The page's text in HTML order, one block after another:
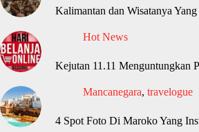
Kalimantan dan Wisatanya
Hot News
Kejutan 11.11 Menguntungkan
Mancanegara, travelogue
4 Spot Foto Di Maroko Yang